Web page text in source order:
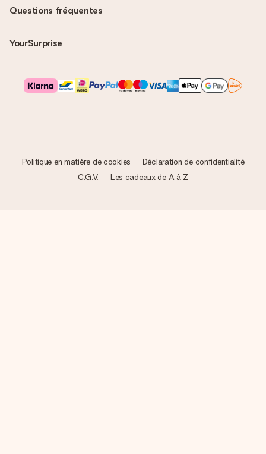
Questions fréquentes
YourSurprise
Politique en matière de cookies
Déclaration de confidentialité
C.G.V.
Les cadeaux de A à Z